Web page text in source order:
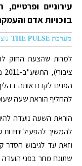
עירוניים
בזכויות אדם
מערכת THE PULSE נוצר ב
למרות שהצעת החוק
להחליף הוראת שעה שעומדת
הוראת השעה נועדה
להמשיך להפעיל יחידות
וזאת עד לגיבוש הסדר
שתונח מחר בפני